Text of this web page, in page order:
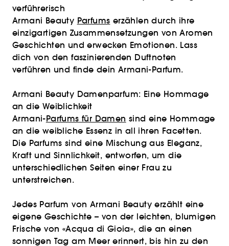
verführerisch
Armani Beauty Parfums erzählen durch ihre
einzigartigen Zusammensetzungen von Aromen
Geschichten und erwecken Emotionen. Lass
dich von den faszinierenden Duftnoten
verführen und finde dein Armani-Parfum.
Armani Beauty Damenparfum: Eine Hommage
an die Weiblichkeit
Armani-Parfums für Damen sind eine Hommage
an die weibliche Essenz in all ihren Facetten.
Die Parfums sind eine Mischung aus Eleganz,
Kraft und Sinnlichkeit, entworfen, um die
unterschiedlichen Seiten einer Frau zu
unterstreichen.
Jedes Parfum von Armani Beauty erzählt eine
eigene Geschichte – von der leichten, blumigen
Frische von «Acqua di Gioia», die an einen
sonnigen Tag am Meer erinnert, bis hin zu den